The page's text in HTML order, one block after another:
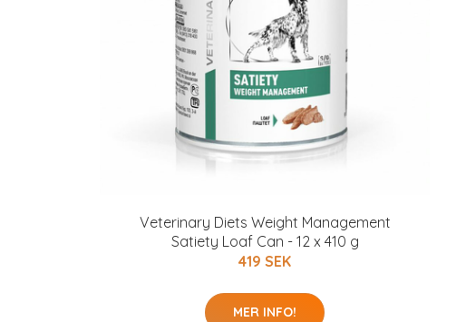
Veterinary Diets Weight Management
Satiety Loaf Can - 12 x 410 g
419 SEK
MER INFO!